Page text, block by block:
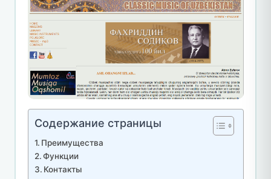
Содержание страницы
Преимущества
Функции
Контакты